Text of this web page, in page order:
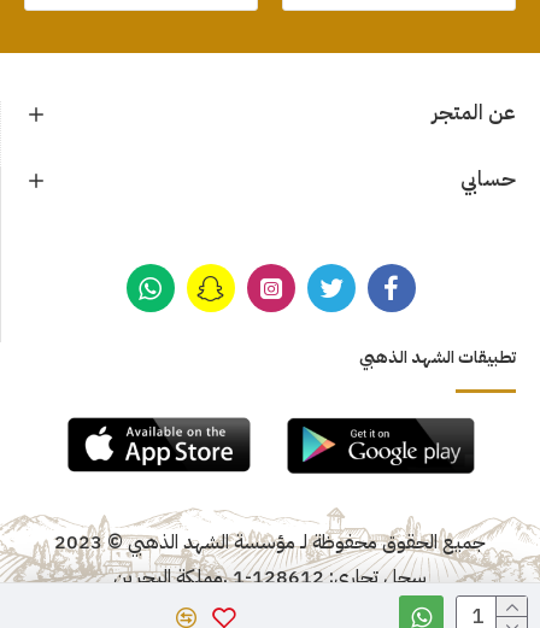
عن المتجر
حسابي
تطبيقات الشهد الذهبي
جميع الحقوق محفوظة لـ مؤسسة الشهد الذهبي © 2023
سجل تجاري: 128612-1 ,مملكة البحرين